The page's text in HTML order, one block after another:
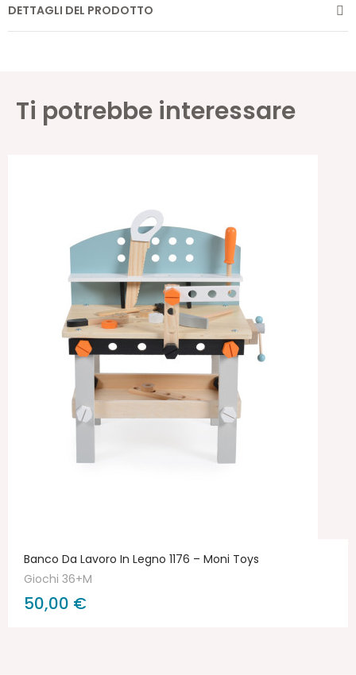
DETTAGLI DEL PRODOTTO
Ti potrebbe interessare
Banco Da Lavoro In Legno 1176 – Moni Toys
Giochi 36+M
50,00 €